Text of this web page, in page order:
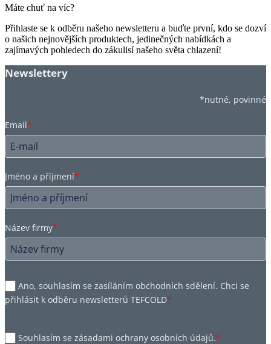
Máte chuť na víc?
Přihlaste se k odběru našeho newsletteru a buďte první, kdo se dozví
o našich nejnovějších produktech, jedinečných nabídkách a
zajímavých pohledech do zákulisí našeho světa chlazení!
Newslettery
*nutné, povinné
Email*
Jméno a příjmení*
Název firmy*
Ano, souhlasím se zasíláním obchodních sdělení. Chci se
přihlásit k odběru newsletterů TEFCOLD*
Souhlasím se zásadami ochrany osobních údajů.*